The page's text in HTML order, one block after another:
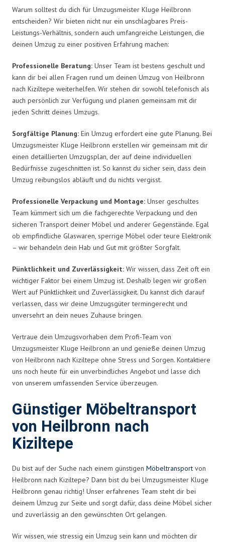
Warum solltest du dich für Umzugsmeister Kluge Heilbronn
entscheiden? Wir bieten nicht nur ein unschlagbares Preis-
Leistungs-Verhältnis, sondern auch umfangreiche Leistungen, die
deinen Umzug zu einer positiven Erfahrung machen:
Professionelle Beratung: Unser Team ist bestens geschult und
kann dir bei allen Fragen rund um deinen Umzug von Heilbronn
nach Kiziltepe weiterhelfen. Wir stehen dir sowohl telefonisch als
auch persönlich zur Verfügung und planen gemeinsam mit dir
jeden Schritt deines Umzugs.
Sorgfältige Planung: Ein Umzug erfordert eine gute Planung. Bei
Umzugsmeister Kluge Heilbronn erstellen wir gemeinsam mit dir
einen detaillierten Umzugsplan, der auf deine individuellen
Bedürfnisse zugeschnitten ist. So kannst du sicher sein, dass dein
Umzug reibungslos abläuft und du nichts vergisst.
Professionelle Verpackung und Montage: Unser geschultes
Team kümmert sich um die fachgerechte Verpackung und den
sicheren Transport deiner Möbel und anderer Gegenstände. Egal
ob empfindliche Glaswaren, sperrige Möbel oder teure Elektronik
– wir behandeln dein Hab und Gut mit größter Sorgfalt.
Pünktlichkeit und Zuverlässigkeit: Wir wissen, dass Zeit oft ein
wichtiger Faktor bei einem Umzug ist. Deshalb legen wir großen
Wert auf Pünktlichkeit und Zuverlässigkeit. Du kannst dich darauf
verlassen, dass wir deine Umzugsgüter termingerecht und
unversehrt an dein neues Zuhause bringen.
Vertraue dein Umzugsvorhaben dem Profi-Team von
Umzugsmeister Kluge Heilbronn an und genieße deinen Umzug
von Heilbronn nach Kiziltepe ohne Stress und Sorgen. Kontaktiere
uns noch heute für ein unverbindliches Angebot und lasse dich
von unserem umfassenden Service überzeugen.
Günstiger Möbeltransport
von Heilbronn nach
Kiziltepe
Du bist auf der Suche nach einem günstigen Möbeltransport von
Heilbronn nach Kiziltepe? Dann bist du bei Umzugsmeister Kluge
Heilbronn genau richtig! Unser erfahrenes Team steht dir bei
deinem Umzug zur Seite und sorgt dafür, dass deine Möbel sicher
und zuverlässig an den gewünschten Ort gelangen.
Wir wissen, wie stressig ein Umzug sein kann und möchten dir